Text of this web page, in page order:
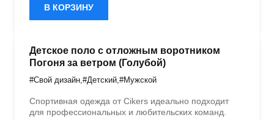
В КОРЗИНУ
Детское поло с отложным воротником
Погоня за ветром (Голубой)
#Свой дизайн #Детский #Мужской
Спортивная одежда от Cikers идеально подходит
для профессиональных и любительских команд.